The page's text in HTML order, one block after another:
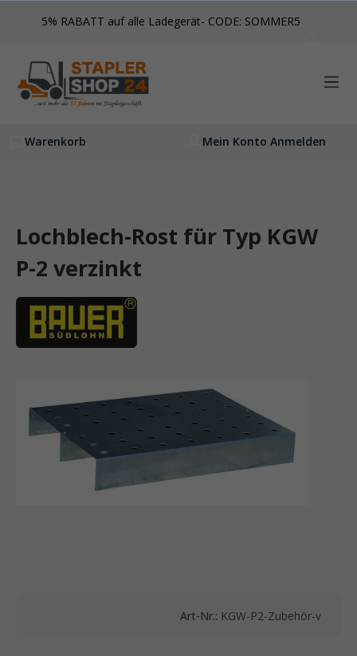
springen
5% RABATT auf alle Ladegerät- CODE: SOMMER5
Mein Konto Anmelden
Warenkorb
Lochblech-Rost für Typ KGW
P-2 verzinkt
Art-Nr.: KGW-P2-Zubehör-v